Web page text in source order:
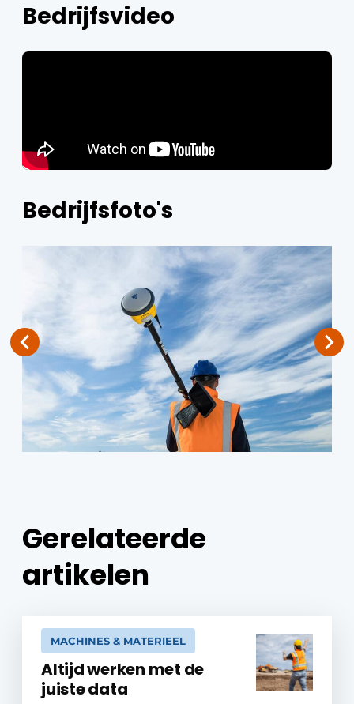
Bedrijfsvideo
Bedrijfsfoto's
Gerelateerde
artikelen
MACHINES & MATERIEEL
Altijd werken met de
juiste data